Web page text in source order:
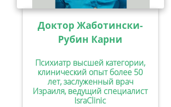
Доктор Жаботински-
Рубин Карни
Психиатр высшей категории,
клинический опыт более 50
лет, заслуженный врач
Израиля, ведущий специалист
IsraClinic